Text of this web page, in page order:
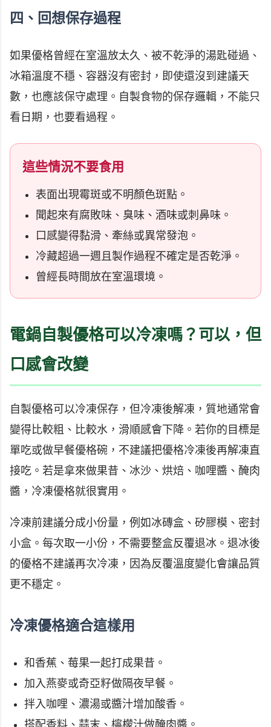
四、回想保存過程
如果優格曾經在室溫放太久、被不乾淨的湯匙碰過、
冰箱溫度不穩、容器沒有密封，即使還沒到建議天
數，也應該保守處理。自製食物的保存邏輯，不能只
看日期，也要看過程。
這些情況不要食用
表面出現霉斑或不明顏色斑點。
聞起來有腐敗味、臭味、酒味或刺鼻味。
口感變得黏滑、牽絲或異常發泡。
冷藏超過一週且製作過程不確定是否乾淨。
曾經長時間放在室溫環境。
電鍋自製優格可以冷凍嗎？可以，但
口感會改變
自製優格可以冷凍保存，但冷凍後解凍，質地通常會
變得比較粗、比較水，滑順感會下降。若你的目標是
單吃或做早餐優格碗，不建議把優格冷凍後再解凍直
接吃。若是拿來做果昔、冰沙、烘焙、咖哩醬、醃肉
醬，冷凍優格就很實用。
冷凍前建議分成小份量，例如冰磚盒、矽膠模、密封
小盒。每次取一小份，不需要整盒反覆退冰。退冰後
的優格不建議再次冷凍，因為反覆溫度變化會讓品質
更不穩定。
冷凍優格適合這樣用
和香蕉、莓果一起打成果昔。
加入燕麥或奇亞籽做隔夜早餐。
拌入咖哩、濃湯或醬汁增加酸香。